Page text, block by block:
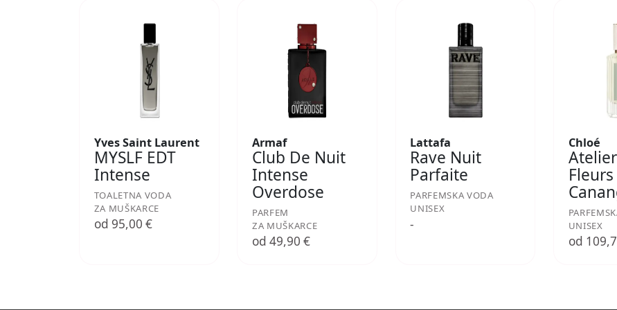
Yves Saint Laurent
MYSLF EDT
Intense
TOALETNA VODA
ZA MUŠKARCE
od 95,00 €
Armaf
Club De Nuit
Intense
Overdose
PARFEM
ZA MUŠKARCE
od 49,90 €
Lattafa
Rave Nuit
Parfaite
PARFEMSKA VODA
UNISEX
-
Chloé
UNISEX
od